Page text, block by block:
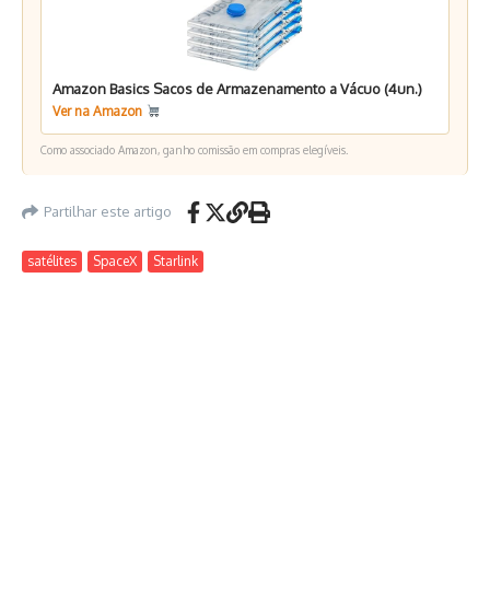
Amazon Basics Sacos de Armazenamento a Vácuo (4un.)
Ver na Amazon
Como associado Amazon, ganho comissão em compras elegíveis.
Partilhar este artigo
satélites SpaceX Starlink